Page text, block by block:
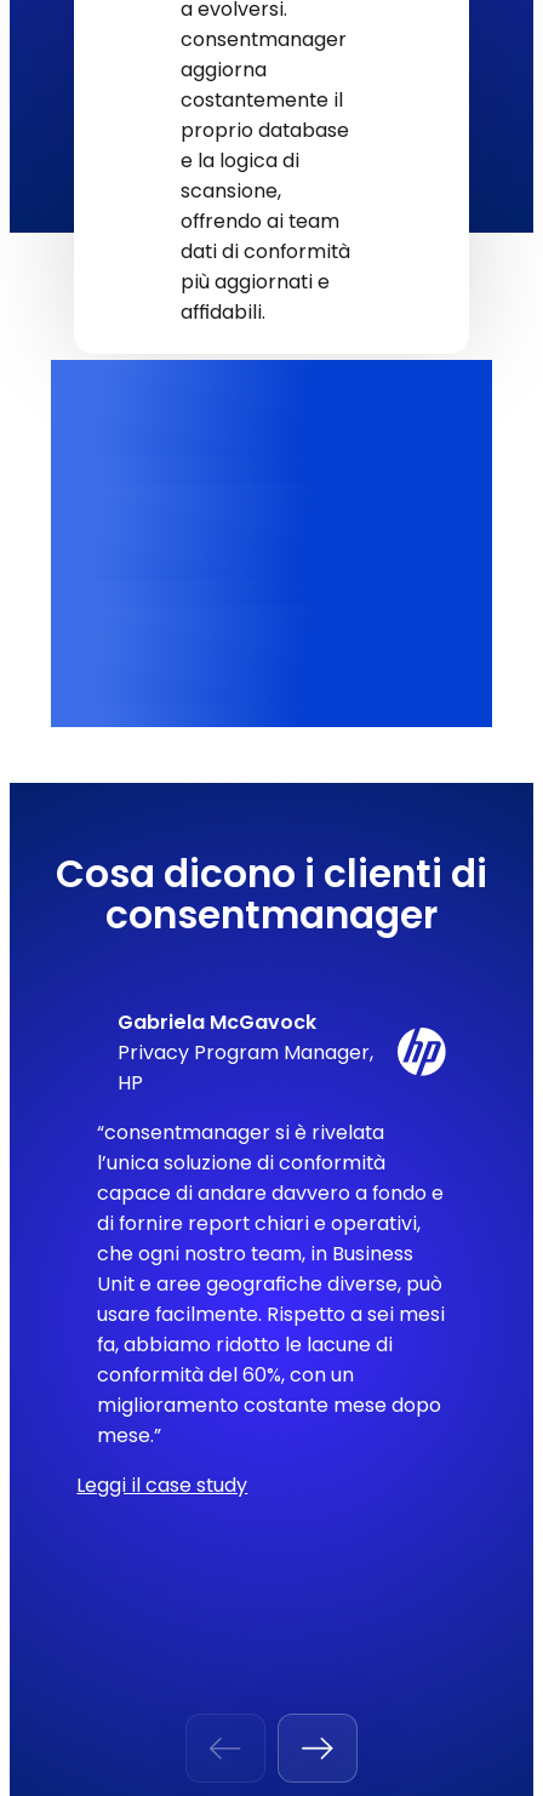
a evolversi.
consentmanager
aggiorna
costantemente il
proprio database
e la logica di
scansione,
offrendo ai team
dati di conformità
più aggiornati e
affidabili.
Cosa dicono i clienti di
consentmanager
Gabriela McGavock
Privacy Program Manager,
HP
“consentmanager si è rivelata
l’unica soluzione di conformità
capace di andare davvero a fondo e
di fornire report chiari e operativi,
che ogni nostro team, in Business
Unit e aree geografiche diverse, può
usare facilmente. Rispetto a sei mesi
fa, abbiamo ridotto le lacune di
conformità del 60%, con un
miglioramento costante mese dopo
mese.”
Leggi il case study